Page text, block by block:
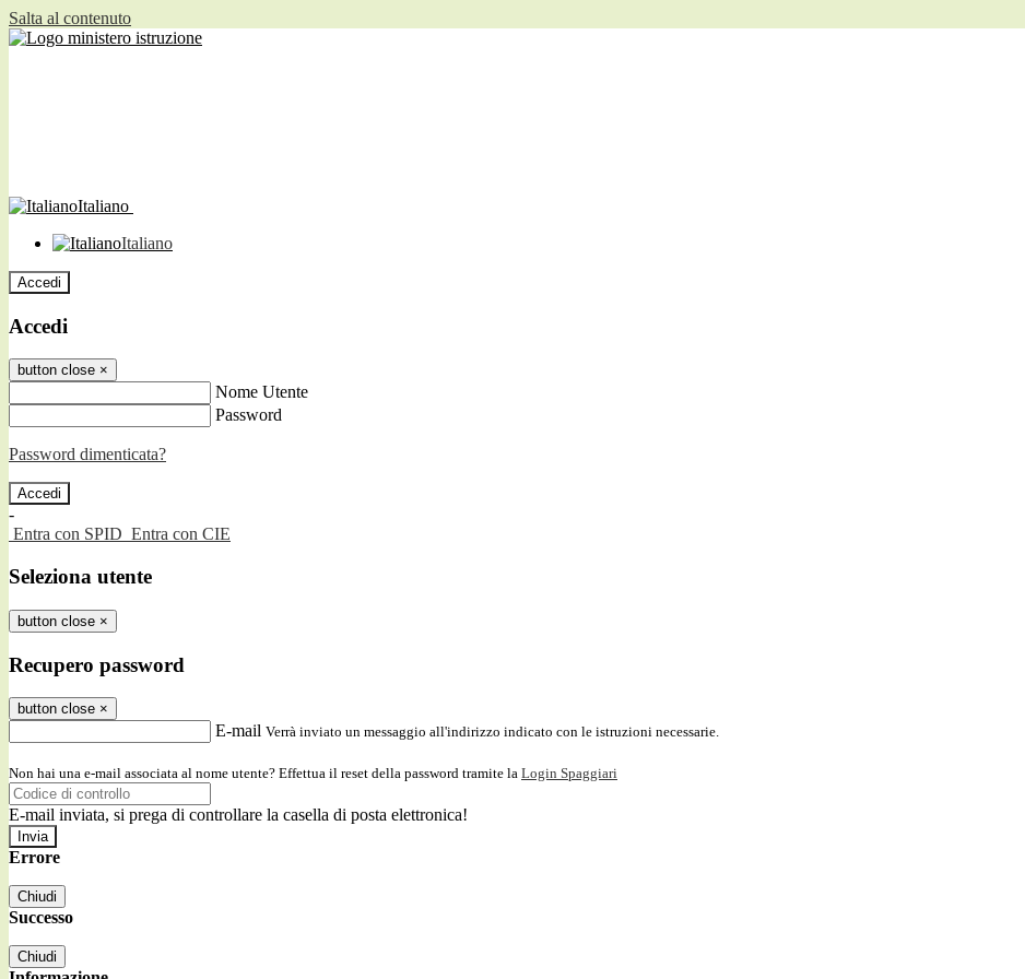
Salta al contenuto
Italiano
Italiano
Accedi
Accedi
button close ×
Nome Utente
Password
Password dimenticata?
-
Entra con SPID Entra con CIE
Seleziona utente
button close ×
Recupero password
button close ×
E-mail Verrà inviato un messaggio all'indirizzo indicato con le istruzioni necessarie.
Non hai una e-mail associata al nome utente? Effettua il reset della password tramite la Login Spaggiari
E-mail inviata, si prega di controllare la casella di posta elettronica!
Errore
Chiudi
Successo
Chiudi